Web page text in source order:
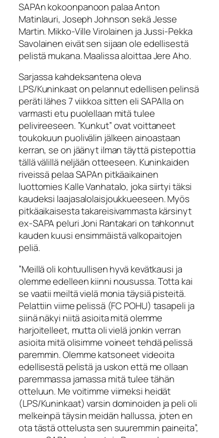
SAPAn kokoonpanoon palaa Anton
Matinlauri, Joseph Johnson sekä Jesse
Martin. Mikko-Ville Virolainen ja Jussi-Pekka
Savolainen eivät sen sijaan ole edellisestä
pelistä mukana. Maalissa aloittaa Jere Aho.
Sarjassa kahdeksantena oleva
LPS/Kuninkaat on pelannut edellisen pelinsä
peräti lähes 7 viikkoa sitten eli SAPAlla on
varmasti etu puolellaan mitä tulee
pelivireeseen. ”Kunkut” ovat voittaneet
toukokuun puolivälin jälkeen ainoastaan
kerran, se on jäänyt ilman täyttä pistepottia
tällä välillä neljään otteeseen. Kuninkaiden
riveissä pelaa SAPAn pitkäaikainen
luottomies Kalle Vanhatalo, joka siirtyi täksi
kaudeksi laajasalolaisjoukkueeseen. Myös
pitkäaikaisesta takareisivammasta kärsinyt
ex-SAPA peluri Joni Rantakari on tahkonnut
kauden kuusi ensimmäistä valkopaitojen
peliä.
”Meillä oli kohtuullisen hyvä kevätkausi ja
olemme edelleen kiinni nousussa. Totta kai
se vaatii meiltä vielä monia täysiä pisteitä.
Pelattiin viime pelissä (FC POHU) tasapeli ja
siinä näkyi niitä asioita mitä olemme
harjoitelleet, mutta oli vielä jonkin verran
asioita mitä olisimme voineet tehdä pelissä
paremmin. Olemme katsoneet videoita
edellisestä pelistä ja uskon että me ollaan
paremmassa jamassa mitä tulee tähän
otteluun. Me voitimme viimeksi heidät
(LPS/Kuninkaat) varsin dominoiden ja peli oli
melkeinpä täysin meidän hallussa, joten en
ota tästä ottelusta sen suuremmin paineita”,